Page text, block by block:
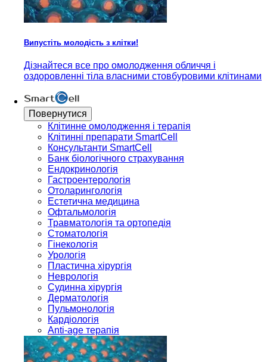
Випустіть молодість з клітки!
Дізнайтеся все про омолодження обличчя і
оздоровленні тіла власними стовбуровими клітинами
Повернутися
Клітинне омолодження і терапія
Клітинні препарати SmartCell
Консультанти SmartCell
Банк бiологiчного страхування
Ендокринологія
Гастроентерологія
Отоларингологія
Естетична медицина
Офтальмологія
Травматологія та ортопедія
Стоматологія
Гінекологія
Урологія
Пластична хірургія
Неврологія
Судинна хірургія
Дерматологія
Пульмонологія
Кардiологія
Anti-age терапія